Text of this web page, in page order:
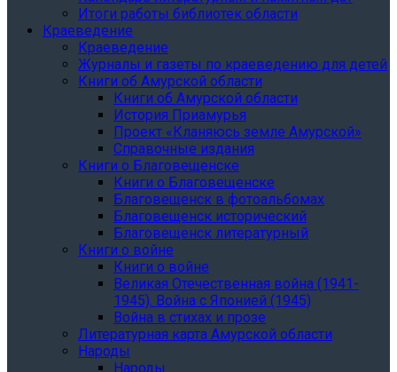
Итоги работы библиотек области
Краеведение
Краеведение
Журналы и газеты по краеведению для детей
Книги об Амурской области
Книги об Амурской области
История Приамурья
Проект «Кланяюсь земле Амурской»
Справочные издания
Книги о Благовещенске
Книги о Благовещенске
Благовещенск в фотоальбомах
Благовещенск исторический
Благовещенск литературный
Книги о войне
Книги о войне
Великая Отечественная война (1941-
1945). Война с Японией (1945)
Война в стихах и прозе
Литературная карта Амурской области
Народы
Народы